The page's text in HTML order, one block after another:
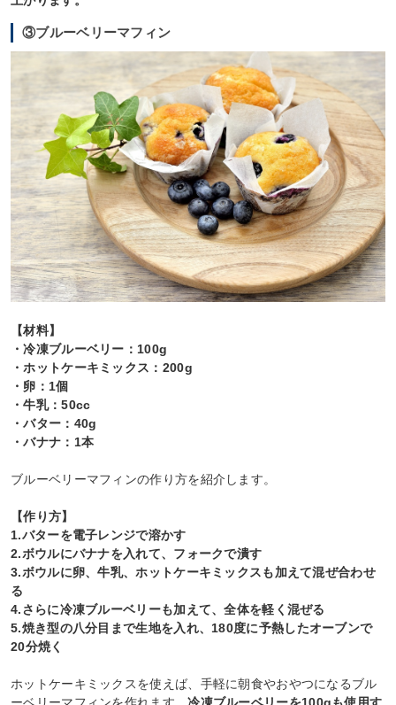
③ブルーベリーマフィン
【材料】
・冷凍ブルーベリー：100g
・ホットケーキミックス：200g
・卵：1個
・牛乳：50cc
・バター：40g
・バナナ：1本
ブルーベリーマフィンの作り方を紹介します。
【作り方】
1.バターを電子レンジで溶かす
2.ボウルにバナナを入れて、フォークで潰す
3.ボウルに卵、牛乳、ホットケーキミックスも加えて混ぜ合わせ
る
4.さらに冷凍ブルーベリーも加えて、全体を軽く混ぜる
5.焼き型の八分目まで生地を入れ、180度に予熱したオーブンで
20分焼く
ホットケーキミックスを使えば、手軽に朝食やおやつになるブル